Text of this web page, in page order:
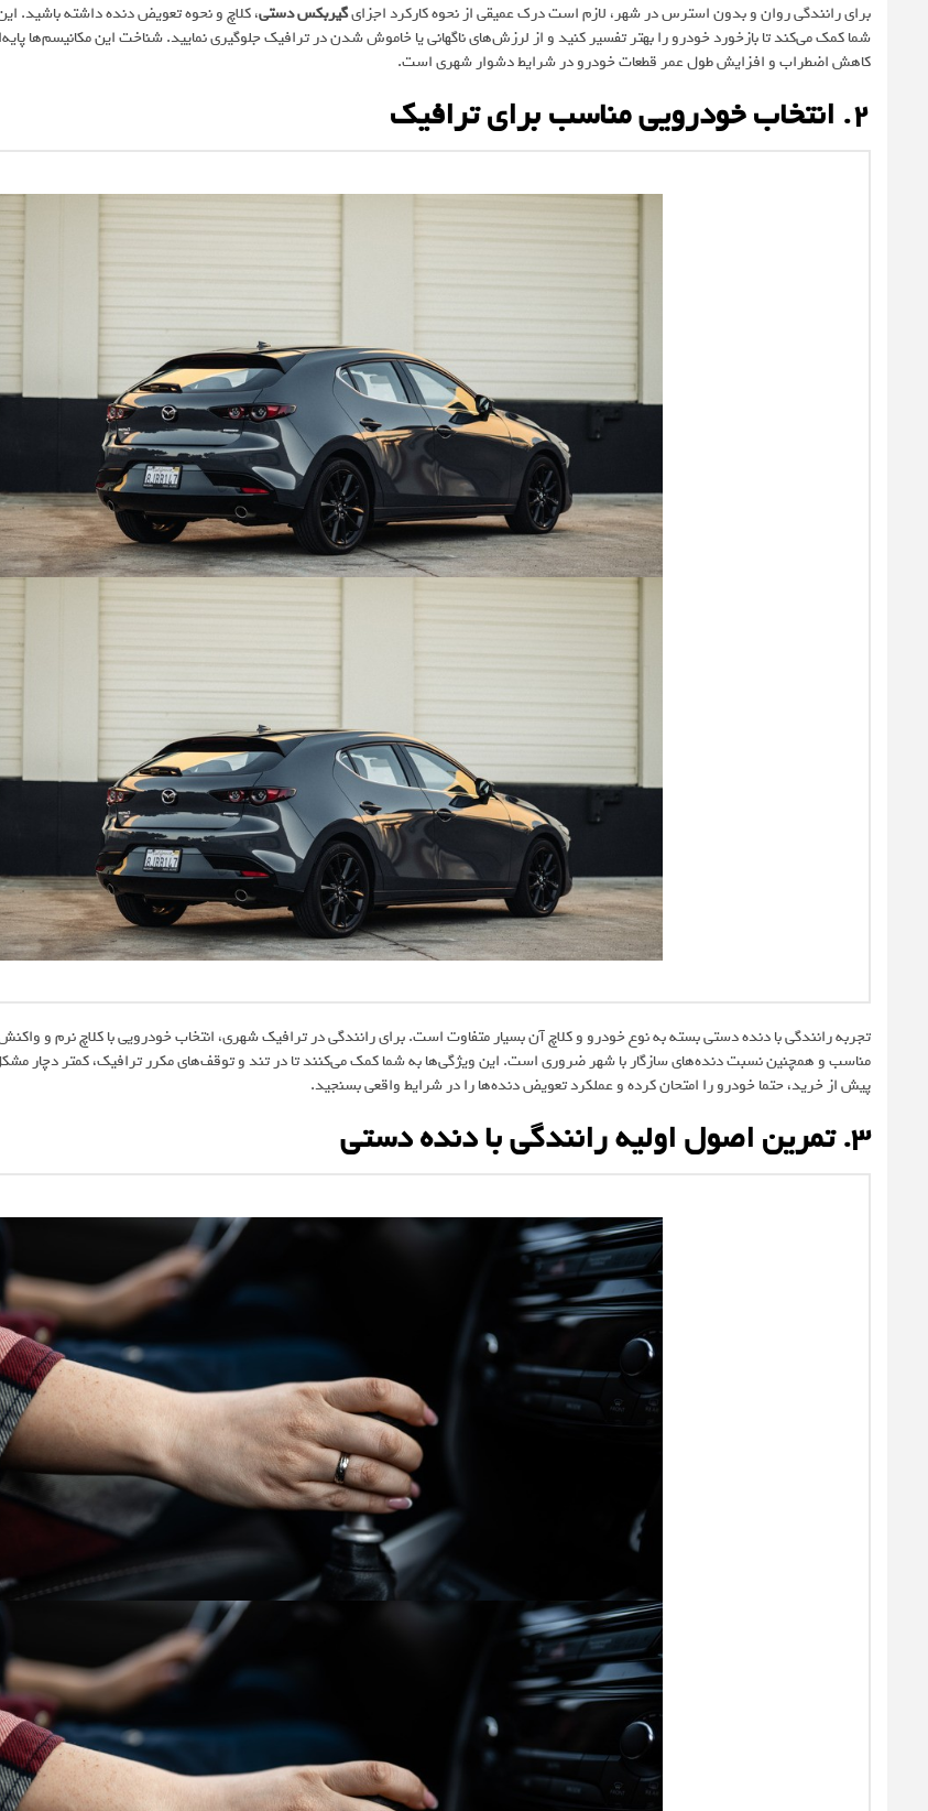
برای رانندگی روان و بدون استرس در شهر، لازم است درک عمیقی از نحوه کارکرد اجزایگیربکس دستی، کلاچ و نحوه تعویض دنده داشته باشید.
شما کمک می‌کند تا بازخورد خودرو را بهتر تفسیر کنید و از لرزش‌های ناگهانی یا خاموش شدن در ترافیک جلوگیری نمایید. شناخت این مکانیسم‌ها
کاهش اضطراب و افزایش طول عمر قطعات خودرو در شرایط دشوار شهری است.
۲. انتخاب خودرویی مناسب برای ترافیک
تجربه رانندگی با دنده دستی بسته به نوع خودرو و کلاچ آن بسیار متفاوت است. برای رانندگی در ترافیک شهری، انتخاب خودرویی با کلاچ نرم و
مناسب و همچنین نسبت دنده‌های سازگار با شهر ضروری است. این ویژگی‌ها به شما کمک می‌کنند تا در تند و توقف‌های مکرر ترافیک، کمتر دچار
پیش از خرید، حتما خودرو را امتحان کرده و عملکرد تعویض دنده‌ها را در شرایط واقعی بسنجید.
۳. تمرین اصول اولیه رانندگی با دنده دستی